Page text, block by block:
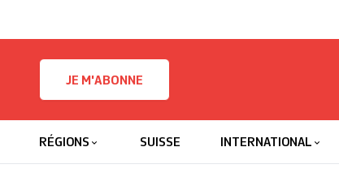
JE M'ABONNE
RÉGIONS
SUISSE INTERNATIONAL